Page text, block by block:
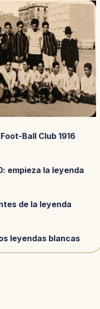
Ball Club 1916
empieza la leyenda
de la leyenda
leyendas blancas